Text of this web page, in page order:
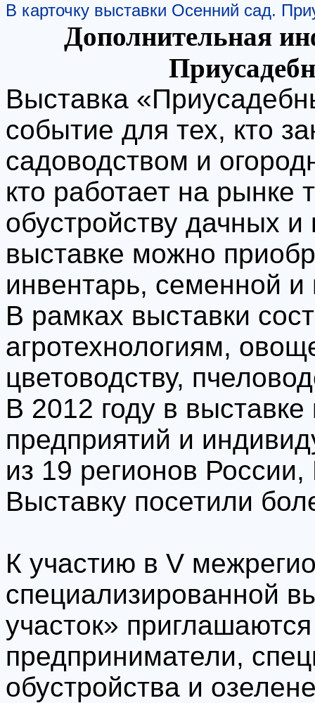
В карточку выставки Осенний сад.
Дополнительная
Выставка
событие для тех, кто
садоводством и
кто работает на рынке
обустройству дачных
выставке можно
инвентарь, семенной
В рамках выставки
агротехнологиям,
цветоводству,
В 2012 году в
предприятий и
из 19 регионов
Выставку посетили
К участию в V
специализированной
участок»
предприниматели,
обустройства и